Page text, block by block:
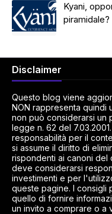
Kyani,
piramidale?
Disclaimer
Questo blog viene
NON rappresenta quindi
non può considerarsi un
legge n. 62 del
responsabilità per il
si assume il diritto di
rispondenti ai canoni
deve considerarsi
investimenti e per
queste pagine. I consigli
quello di fornire
un invito a comprare o a